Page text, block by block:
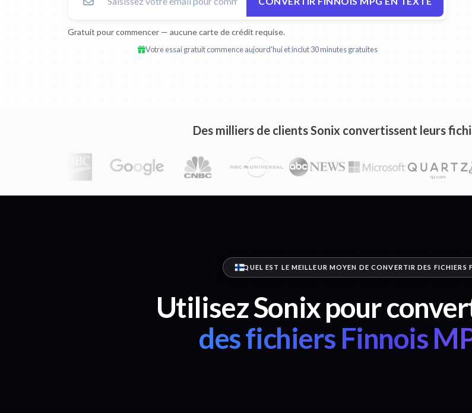
Gratuit pour commencer — aucune carte de crédit requise.
Votre essai gratuit commence aujourd'hui et inclut 30 minutes gratuites
Des milliers de clients Sonix convertissent leurs
QUEL EST LE MEILLEUR MOYEN DE CONVERTIR DES FICHIERS
Utilisez Sonix pour
des fichiers Finnois